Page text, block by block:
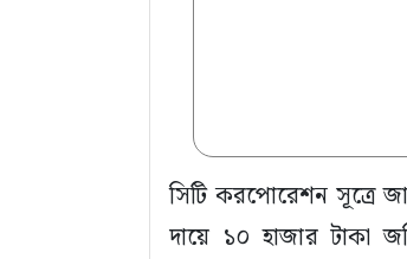
সিটি করপোরেশন সূত্রে
দায়ে ১০ হাজার টাকা